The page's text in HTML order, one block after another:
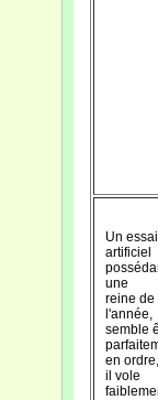
Un
artificiel
une
reine de
l'année,
semble
en
il vole